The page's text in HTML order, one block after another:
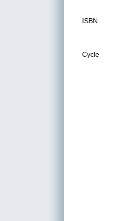
ISBN
Cycle